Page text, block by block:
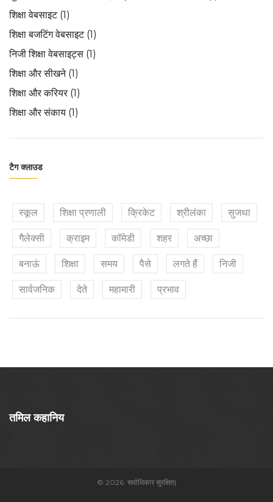
शिक्षा वेबसाइट (1)
शिक्षा बजटिंग वेबसाइट (1)
निजी शिक्षा वेबसाइट्स (1)
शिक्षा और सीखने (1)
शिक्षा और करियर (1)
शिक्षा और संकाय (1)
टैग क्लाउड
स्कूल शिक्षा प्रणाली क्रिकेट श्रीलंका सुजथा
गैलेक्सी क्राइम कॉमेडी शहर अच्छा
बनाऊं शिक्षा समय पैसे लगते हैं निजी
सार्वजनिक देते महामारी प्रभाव
तमिल कहानिय
© 2026. सर्वाधिकार सुरक्षित|